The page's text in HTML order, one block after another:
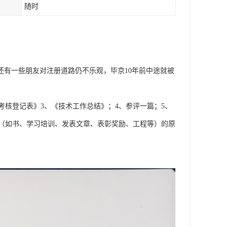
随时
一些朋友对注册道路仍不乐观，毕京10年前中途就被
登记表》3、《技术工作总结》；4、参评一篇；5、
书、学习培训、发表文章、表彰奖励、工程等）的原